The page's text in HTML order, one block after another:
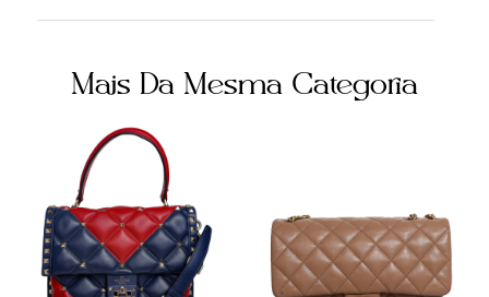
Azul Botão Magnético
Itens Inclusos
Dustbag
Ocasião
Dia a Dia
Mais Da Mesma Categoria